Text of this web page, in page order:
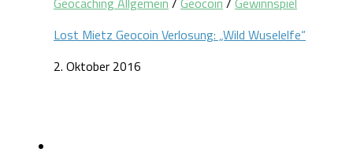
Lost Mietz Geocoin Verlosung: „Wild Wuselelfe“
2. Oktober 2016